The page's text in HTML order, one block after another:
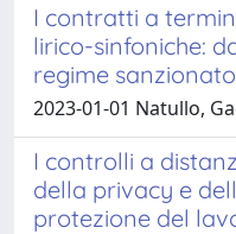
I contratti a
lirico-sinfoniche:
regime
2023-01-01 Natullo,
I controlli a
della privacy e
protezione del